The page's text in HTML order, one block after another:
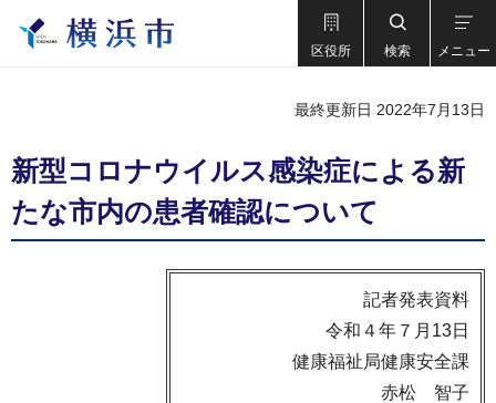
区役所 検索 メニュー
最終更新日 2022年7月13日
新型コロナウイルス感染症による新
たな市内の患者確認について
記者発表資料
令和４年７月13日
健康福祉局健康安全課
赤松 智子